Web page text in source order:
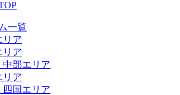
一覧
リア
リア
中部エリア
リア
四国エリア